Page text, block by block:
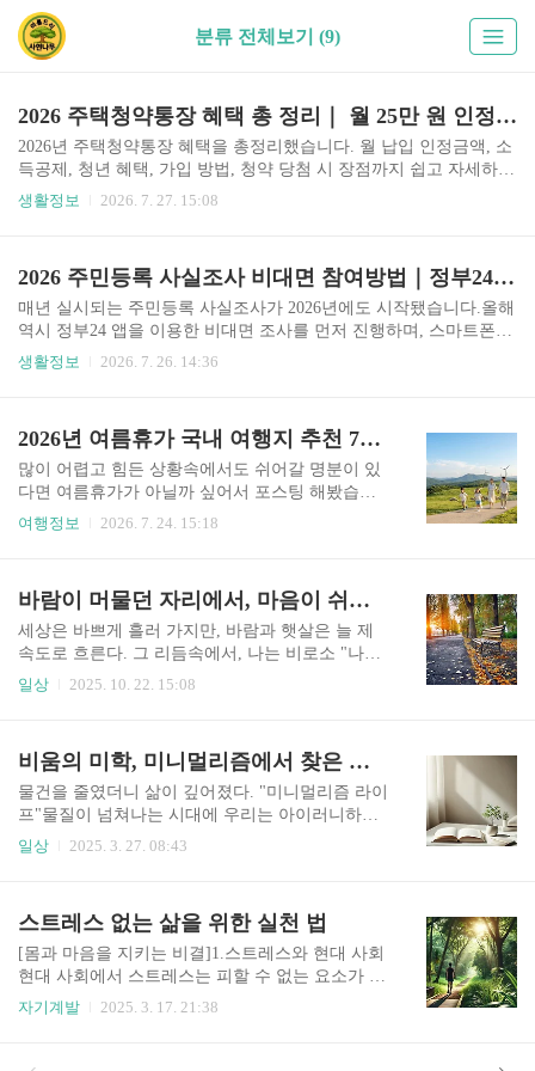
분류 전체보기 (9)
2026 주택청약통장 혜택 총 정리｜ 월 25만 원 인정금액 확대부터 소득공제까지 한눈에
2026년 주택청약통장 혜택을 총정리했습니다. 월 납입 인정금액, 소
득공제, 청년 혜택, 가입 방법, 청약 당첨 시 장점까지 쉽고 자세하게
알아보세요.2026 주택청약통장 혜택 총정리주택청약통장은 내 집
2026년 기준 주택청약통장의 혜택과 꼭 알아야 할 내용을 정리했습
니다.주택청약통장이란?주택청약통장은 국민주택과 민영주택 청약
신청 자격을 얻기 위해 가입하는 통장입니다.단순한 저축상품이 아
니라,아파트 청약 자격 확보소득공제 혜택높은 금리 혜택청년 우대
혜택등 여러 장점을 함께 누릴 수 있습니다.특히 사회초년생이..
생활정보 2026. 7. 27. 15:08
2026 주민등록 사실조사 비대면 참여방법｜정부24에서 5분 만에 끝내는 방법
매년 실시되는 주민등록 사실조사가 2026년에도 시작됐습니다.올해
역시 정부24 앱을 이용한 비대면 조사를 먼저 진행하며, 스마트폰만
있으면 집에서 약 5분 안에 참여할 수 있습니다.비대면 조사에 참여
위치주민등록 사실조사란?조사 기간정부24 비대면 참여방법방문조
사 대상자주 묻는 질문 주민등록 사실조사란?핵심 요약주민등록 사
실조사는 주민등록 주소와 실제 거주지가 일치하는지 확인하는 국
가 조사입니다. 매년 행정안전부가 실시하며, 정확한 행정서비스와
복지정책의 기초자료로 활용됩니다.조사는 주민등록법에 따라 전..
생활정보 2026. 7. 26. 14:36
2026년 여름휴가 국내 여행지 추천 7곳, 비용부담 줄이고 제대로 쉴 수 있는 여행지로 골랐어요 .
많이 어렵고 힘든 상황속에서도 쉬어갈 명분이 있
다면 여름휴가가 아닐까 싶어서 포스팅 해봤습니
다. “올여름 휴가는 어디로 가야 하지?” 매번 고민
황을 고려해서 실속형 노선을 많이 선택하지 않을
까 싶습니다. 여행을 떠나고 싶은 마음은 굴뚝같지
만 숙박비와 식비, 교통비까지 계산하다 보면 선뜻
예약하기가 어렵고, 유명 관광지는 사람이 너무 많
아서 쉬기는 어렵고, 조용한 곳을 선택하자니 볼거
떠나기보다 가까운 곳에서 짧고 편안하게 쉬기’를
선택하는 추세입니다. 최근 조사에서..
여행정보 2026. 7. 24. 15:18
바람이 머물던 자리에서, 마음이 쉬어 가다.
세상은 바쁘게 흘러 가지만, 바람과 햇살은 늘 제
속도로 흐른다. 그 리듬속에서, 나는 비로소 "나의
시간"을 찿았다. 가끔은 아무일도 없는 날이 오히
맞으며 걷고 싶었다.도시의 소음이 뒤로 멀어 질수
록 머릿속이 서서히 비워졌다. 발길이 닿는 대로 걷
다 보니,오래된 공원 하나가 눈앞에 나타났다.바람
에 낙엽이 흩날리며 길위를 덮고 있었고, 그 사이로
햇살이 부서져 내렸다. 마치 시간이 멈춘 것처럼 고
졌다.그 햇볕이 마치 오랜 친구의 손길처럼 어깨를
가만히 감쌌..
일상 2025. 10. 22. 15:08
비움의 미학, 미니멀리즘에서 찾은 여유로운 삶!
물건을 줄였더니 삶이 깊어졌다. "미니멀리즘 라이
프"물질이 넘쳐나는 시대에 우리는 아이러니하게
도 점점 더 숨이 막히는 일상을 살아가고 있습니다.
*‘미니멀리즘’**은 단순한 트렌드를 넘어 삶의 방
향성을 제시하는 깊이 있는 철학이 됩니다. 미니멀
리즘, 단순함 속에서 본질을 찾다 미니멀리즘(mini
malism)은 본래 예술에서 시작된 개념입니다. ‘최
소한의 요소로 최대의 효과를 만든다’는 철학은 현
확장되었죠. 미니멀 라이프는 단순히 적게 소유하
일상 2025. 3. 27. 08:43
스트레스 없는 삶을 위한 실천 법
[몸과 마음을 지키는 비결]1.스트레스와 현대 사회
현대 사회에서 스트레스는 피할 수 없는 요소가 되
었습니다. 빠르게 변화하는 사회 구조, 치열한 경
니다. 세계보건기구(WHO)는 스트레스를 21세기
자기계발 2025. 3. 17. 21:38